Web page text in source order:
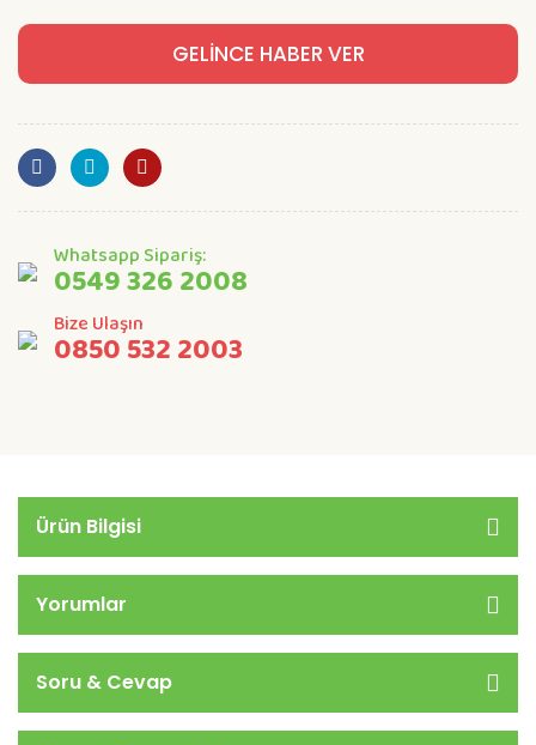
GELİNCE HABER VER
Whatsapp Sipariş:
0549 326 2008
Bize Ulaşın
0850 532 2003
Ürün Bilgisi
Yorumlar
Soru & Cevap